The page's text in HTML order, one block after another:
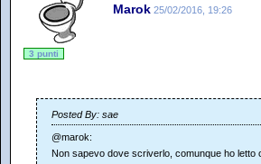
Marok 25/02/2016, 19:26
3 punti
Posted By: sae
@marok:
Non sapevo dove scriverlo, comunque ho letto